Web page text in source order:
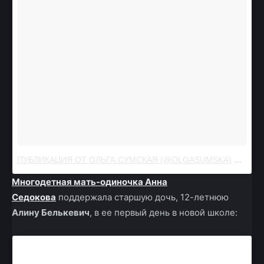
ПУБЛИКАЦИЯ ОТ ОЛЬГА СУМСКАЯ (@OLGASUMSKA) АВГ 31
Многодетная мать-одиночка Анна
Седокова поддержала старшую дочь, 12-летнюю
Алину Белькевич, в ее первый день в новой школе: